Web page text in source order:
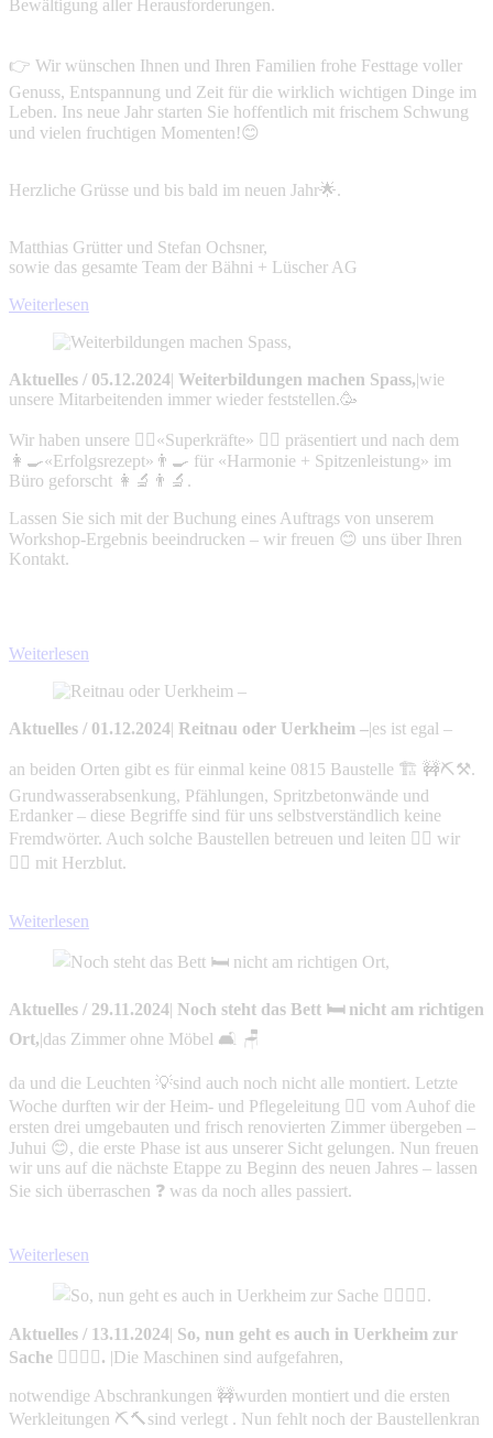
Bewältigung aller Herausforderungen.
👉 Wir wünschen Ihnen und Ihren Familien frohe Festtage voller
Genuss, Entspannung und Zeit für die wirklich wichtigen Dinge im
Leben. Ins neue Jahr starten Sie hoffentlich mit frischem Schwung
und vielen fruchtigen Momenten!😊
Herzliche Grüsse und bis bald im neuen Jahr🌟.
Matthias Grütter und Stefan Ochsner,
sowie das gesamte Team der Bähni + Lüscher AG
Weiterlesen
Aktuelles / 05.12.2024| Weiterbildungen machen Spass,|wie
unsere Mitarbeitenden immer wieder feststellen.🥳
Wir haben unsere 🦸‍♀️«Superkräfte» 🦸‍♂️ präsentiert und nach dem
👩‍🍳«Erfolgsrezept»👨‍🍳 für «Harmonie + Spitzenleistung» im
Büro geforscht 👩‍🔬👨‍🔬.
Lassen Sie sich mit der Buchung eines Auftrags von unserem
Workshop-Ergebnis beeindrucken – wir freuen 😊 uns über Ihren
Kontakt.
Weiterlesen
Aktuelles / 01.12.2024| Reitnau oder Uerkheim –|es ist egal –
an beiden Orten gibt es für einmal keine 0815 Baustelle 🏗 🚧⛏⚒.
Grundwasserabsenkung, Pfählungen, Spritzbetonwände und
Erdanker – diese Begriffe sind für uns selbstverständlich keine
Fremdwörter. Auch solche Baustellen betreuen und leiten 👷‍♀️ wir
👷‍♂️ mit Herzblut.
Weiterlesen
Aktuelles / 29.11.2024| Noch steht das Bett 🛏 nicht am richtigen
Ort,|das Zimmer ohne Möbel 🛋 🪑
da und die Leuchten 💡sind auch noch nicht alle montiert. Letzte
Woche durften wir der Heim- und Pflegeleitung 👩‍⚕️ vom Auhof die
ersten drei umgebauten und frisch renovierten Zimmer übergeben –
Juhui 😊, die erste Phase ist aus unserer Sicht gelungen. Nun freuen
wir uns auf die nächste Etappe zu Beginn des neuen Jahres – lassen
Sie sich überraschen ❓ was da noch alles passiert.
Weiterlesen
Aktuelles / 13.11.2024| So, nun geht es auch in Uerkheim zur
Sache 👷‍♀️👷‍♂️. |Die Maschinen sind aufgefahren,
notwendige Abschrankungen 🚧wurden montiert und die ersten
Werkleitungen ⛏️🔨sind verlegt . Nun fehlt noch der Baustellenkran